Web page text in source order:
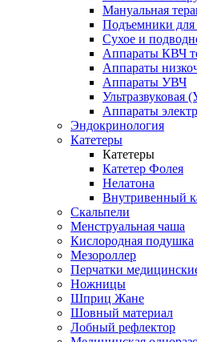
Мануальная
Подъемники
Сухое и
Аппараты КВЧ
Аппараты
Аппараты УВЧ
Ультразвуковая
Аппараты
Эндокринология
Катетеры
Катетеры
Катетер Фолея
Нелатона
Внутривенный
Скальпели
Менструальная чаша
Кислородная подушка
Мезороллер
Перчатки
Ножницы
Шприц Жане
Шовный материал
Лобный рефлектор